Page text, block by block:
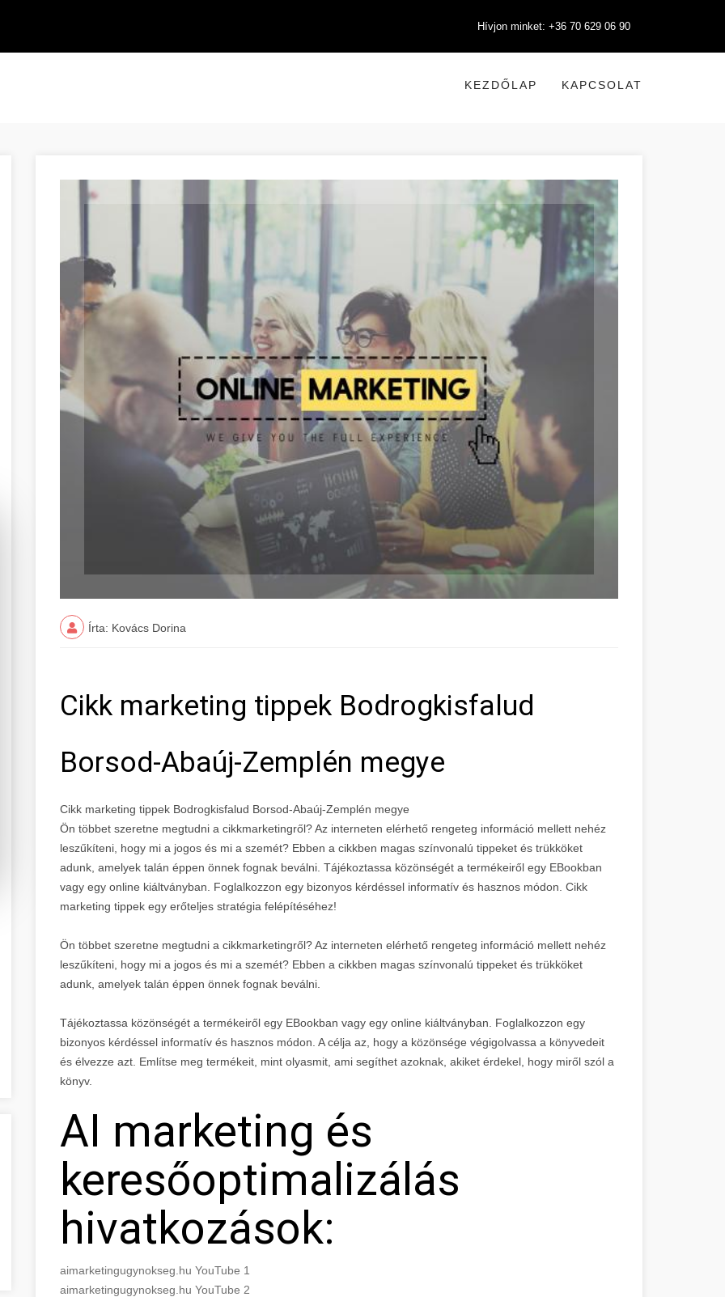
Hívjon minket: +36 70 629 06 90
KEZDŐLAP KAPCSOLAT
Írta: Kovács Dorina
Cikk marketing tippek Bodrogkisfalud
Borsod-Abaúj-Zemplén megye
Cikk marketing tippek Bodrogkisfalud Borsod-Abaúj-Zemplén megye
Ön többet szeretne megtudni a cikkmarketingről? Az interneten elérhető rengeteg információ mellett nehéz
leszűkíteni, hogy mi a jogos és mi a szemét? Ebben a cikkben magas színvonalú tippeket és trükköket
adunk, amelyek talán éppen önnek fognak beválni. Tájékoztassa közönségét a termékeiről egy EBookban
vagy egy online kiáltványban. Foglalkozzon egy bizonyos kérdéssel informatív és hasznos módon. Cikk
marketing tippek egy erőteljes stratégia felépítéséhez!
Ön többet szeretne megtudni a cikkmarketingről? Az interneten elérhető rengeteg információ mellett nehéz
leszűkíteni, hogy mi a jogos és mi a szemét? Ebben a cikkben magas színvonalú tippeket és trükköket
adunk, amelyek talán éppen önnek fognak beválni.
Tájékoztassa közönségét a termékeiről egy EBookban vagy egy online kiáltványban. Foglalkozzon egy
bizonyos kérdéssel informatív és hasznos módon. A célja az, hogy a közönsége végigolvassa a könyvedeit
és élvezze azt. Említse meg termékeit, mint olyasmit, ami segíthet azoknak, akiket érdekel, hogy miről szól a
könyv.
AI marketing és
keresőoptimalizálás
hivatkozások:
aimarketingugynokseg.hu YouTube 1
aimarketingugynokseg.hu YouTube 2